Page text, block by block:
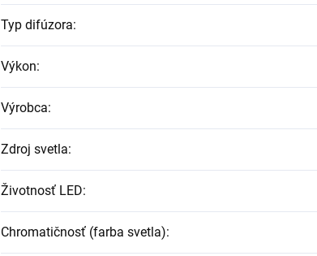
Typ difúzora:
Výkon:
Výrobca:
Zdroj svetla:
Životnosť LED:
Chromatičnosť (farba svetla):